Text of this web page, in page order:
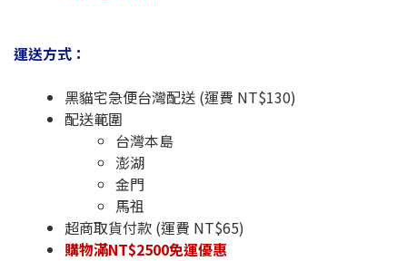
運送方式：
黑貓宅急便台灣配送 (運費 NT$130)
配送範圍
台灣本島
澎湖
金門
馬祖
超商取貨付款 (運費 NT$65)
購物滿NT$2500免運優惠